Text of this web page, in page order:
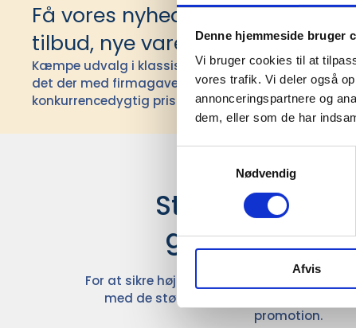
Denne hjemmeside bruger
Vi bruger cookies til at
vores trafik. Vi deler også
annonceringspartnere og
dem, eller som de har
Nødvendig
Afvis
Få vores nyhedsbrev med
tilbud, nye varer og andet godt
Kæmpe udvalg i klassiske og nyskabende
det der med firmagaver, og har ydet god personlig
konkurrencedygtig pris siden 1991.
Stærke
giver større
For at sikre høj kvalitet og stor
med de største og mest anerkendte
promotion.